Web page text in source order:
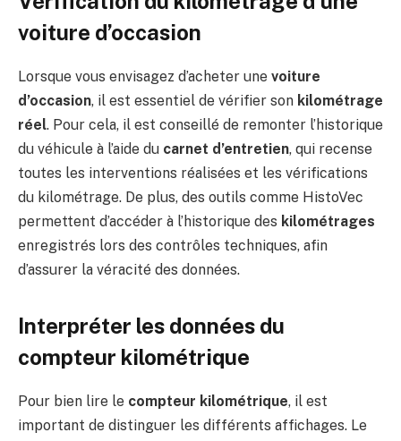
voiture d’occasion
Lorsque vous envisagez d’acheter une voiture
d’occasion, il est essentiel de vérifier son kilométrage
réel. Pour cela, il est conseillé de remonter l’historique
du véhicule à l’aide du carnet d’entretien, qui recense
toutes les interventions réalisées et les vérifications
du kilométrage. De plus, des outils comme HistoVec
permettent d’accéder à l’historique des kilométrages
enregistrés lors des contrôles techniques, afin
d’assurer la véracité des données.
Interpréter les données du
compteur kilométrique
Pour bien lire le compteur kilométrique, il est
important de distinguer les différents affichages. Le